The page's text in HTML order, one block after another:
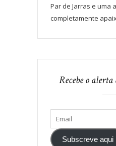
Par de Jarras e uma
completamente
Recebe o alerta
Subscreve aqui